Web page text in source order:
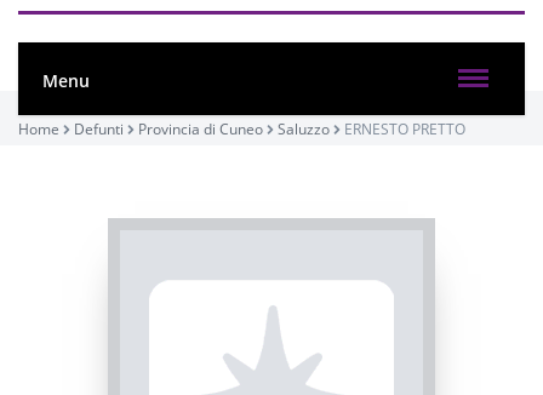
Menu
Home Defunti Provincia di Cuneo Saluzzo ERNESTO PRETTO
7° ANNIVERSARIO
INVIA CONDOGLIANZE